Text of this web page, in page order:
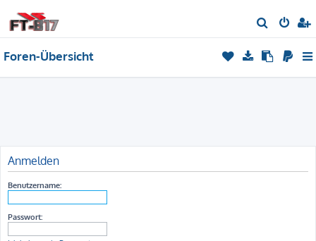
u
c
Foren-Übersicht
Anmelden
Benutzername:
Passwort: